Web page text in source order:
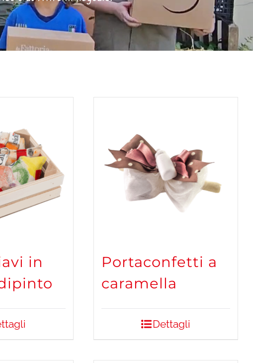
in
Portaconfetti a
caramella
Dettagli